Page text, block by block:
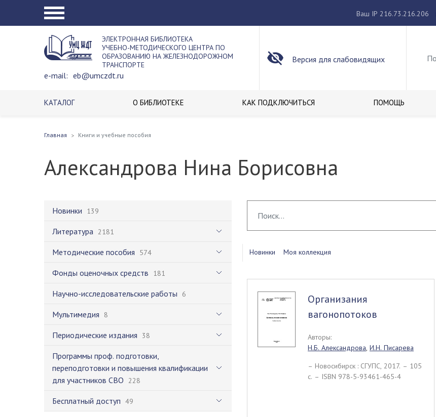
Ваш IP 216.73.216.206
ЭЛЕКТРОННАЯ БИБЛИОТЕКА
УЧЕБНО-МЕТОДИЧЕСКОГО ЦЕНТРА ПО
ОБРАЗОВАНИЮ НА ЖЕЛЕЗНОДОРОЖНОМ
ТРАНСПОРТЕ
e-mail: eb@umczdt.ru
Версия для слабовидящих
КАТАЛОГ О БИБЛИОТЕКЕ КАК ПОДКЛЮЧИТЬСЯ ПОМОЩЬ
Главная Книги и учебные пособия
Александрова Нина Борисовна
Новинки 139
Литература 2181
Методические пособия 574
Фонды оценочных средств 181
Научно-исследовательские работы 6
Мультимедия 8
Периодические издания 38
Программы проф. подготовки,
переподготовки и повышения квалификации
для участников СВО 228
Бесплатный доступ 49
Новинки Моя коллекция
Организания
вагонопотоков
Авторы:
Н.Б. Александрова, И.Н. Писарева
– Новосибирск : СГУПС, 2017. – 105
c. – ISBN 978-5-93461-465-4